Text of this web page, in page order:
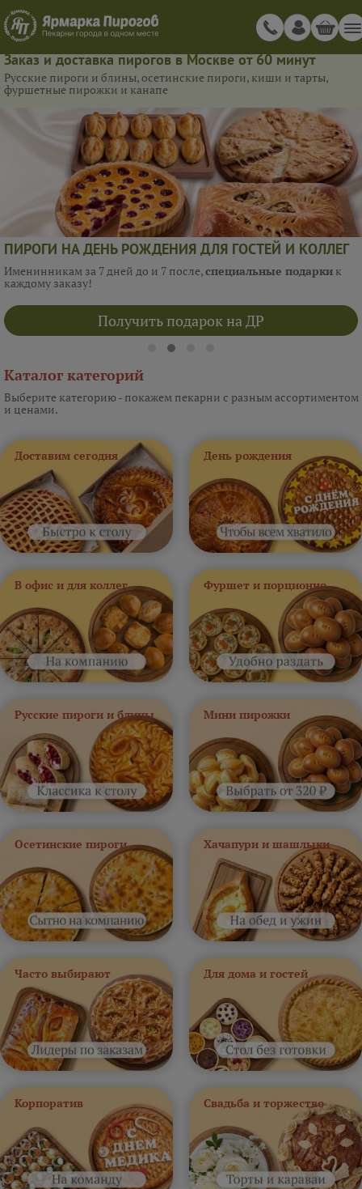
Заказ и доставка пирогов в Москве от 60 минут
Русские пироги и блины, осетинские пироги, киши и тарты,
фуршетные пирожки и канапе
ПИРОГИ НА ДЕНЬ РОЖДЕНИЯ ДЛЯ ГОСТЕЙ И КОЛЛЕГ
Именинникам за 7 дней до и 7 после,специальные подарки к
каждому заказу!
Получить подарок на ДР
Каталог категорий
Выберите категорию - покажем пекарни с разным ассортиментом
и ценами.
Доставим сегодня День рождения
В офис и для коллег Фуршет и порционно
Русские пироги и блины Мини пирожки
Осетинские пироги Хачапури и шашлыки
Часто выбирают Для дома и гостей
Корпоратив Свадьба и торжество